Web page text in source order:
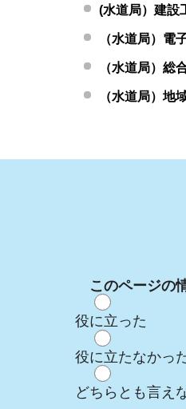
(水道局）建設
（水道局）電
（水道局）総
（水道局）地
このページの
役に立った
役に立たなかっ
どちらとも言え